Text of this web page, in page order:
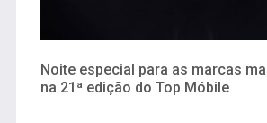
Noite especial para as marcas
na 21ª edição do Top Móbile